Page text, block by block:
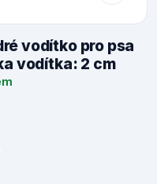
vodítko pro psa
vodítka: 2 cm